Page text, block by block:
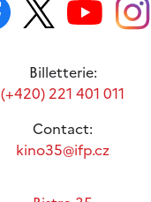
Billetterie:
(+420) 221 401 011
Contact:
kino35@ifp.cz